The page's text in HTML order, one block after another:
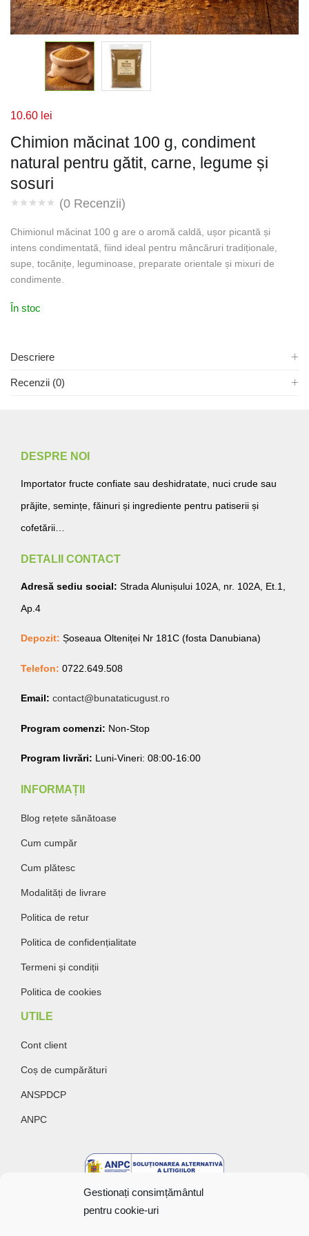
Gestionați consimțământul
pentru cookie-uri
Chimion măcinat 100 g, condiment
natural pentru gătit, carne, legume și
sosuri
(0 Recenzii)
10.60 lei
Chimionul măcinat 100 g are o aromă caldă, ușor picantă și
intens condimentată, fiind ideal pentru mâncăruri tradiționale,
supe, tocănițe, leguminoase, preparate orientale și mixuri de
condimente.
În stoc
Descriere
Recenzii (0)
DESPRE NOI
Importator fructe confiate sau deshidratate, nuci crude sau
prăjite, semințe, făinuri și ingrediente pentru patiserii și
cofetării…
DETALII CONTACT
Adresă sediu social: Strada Alunișului 102A, nr. 102A, Et.1,
Ap.4
Depozit: Șoseaua Olteniței Nr 181C (fosta Danubiana)
Telefon: 0722.649.508
Email: contact@bunataticugust.ro
Program comenzi: Non-Stop
Program livrări: Luni-Vineri: 08:00-16:00
INFORMAȚII
Blog rețete sănătoase
Cum cumpăr
Cum plătesc
Modalități de livrare
Politica de retur
Politica de confidențialitate
Termeni și condiții
Politica de cookies
UTILE
Cont client
Coș de cumpărături
ANSPDCP
ANPC